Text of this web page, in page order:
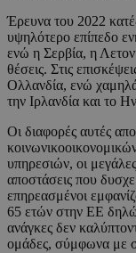
Έρευνα του 2022
υψηλότερο επίπεδο
ενώ η Σερβία, η
θέσεις. Στις
Ολλανδία, ενώ
την Ιρλανδία και το
Οι διαφορές αυτές
υπηρεσιών, οι
αποστάσεις που
επηρεασμένοι
65 ετών στην ΕΕ
ανάγκες δεν
ομάδες, σύμφωνα με